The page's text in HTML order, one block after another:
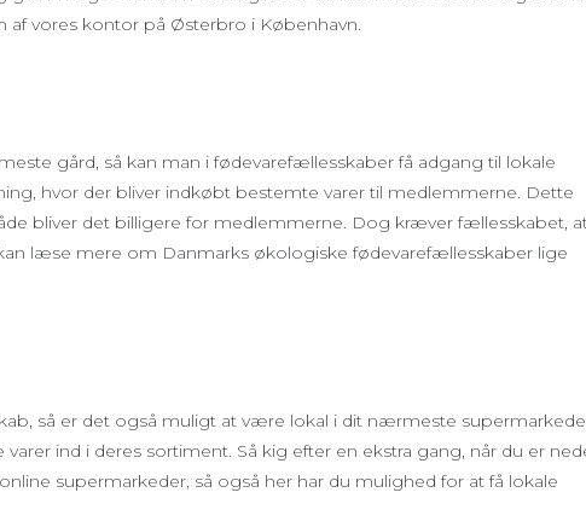
af vores kontor på Østerbro i København.
gård, så kan man i fødevarefællesskaber få adgang til lokale
hvor der bliver indkøbt bestemte varer til medlemmerne. Dette
bliver det billigere for medlemmerne. Dog kræver fællesskabet,
læse mere om Danmarks økologiske fødevarefællesskaber lige
så er det også muligt at være lokal i dit nærmeste
ind i deres sortiment. Så kig efter en ekstra gang, når du er
supermarkeder, så også her har du mulighed for at få lokale